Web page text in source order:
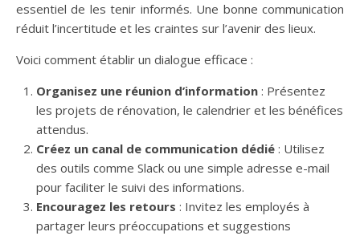
essentiel de les tenir informés. Une bonne communication
réduit l’incertitude et les craintes sur l’avenir des lieux.
Voici comment établir un dialogue efficace :
Organisez une réunion d’information : Présentez
les projets de rénovation, le calendrier et les bénéfices
attendus.
Créez un canal de communication dédié : Utilisez
des outils comme Slack ou une simple adresse e-mail
pour faciliter le suivi des informations.
Encouragez les retours : Invitez les employés à
partager leurs préoccupations et suggestions